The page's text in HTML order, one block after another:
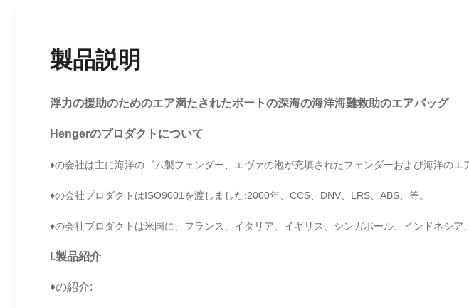
製品説明
浮力の援助のためのエア満たされたボートの深海の海洋海難救助のエアバッグ
Hengerのプロダクトについて
♦の会社は主に海洋のゴム製フェンダー、エヴァの泡が充填されたフェンダーおよび海洋の
♦の会社プロダクトはISO9001を渡しました:2000年、CCS、DNV、LRS、ABS、等。
♦の会社プロダクトは米国に、フランス、イタリア、イギリス、シンガポール、インドネシア
I.製品紹介
♦の紹介: